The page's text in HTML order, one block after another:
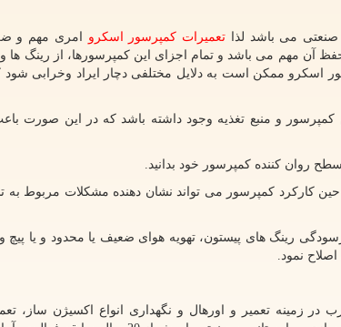
می باشد لذا تعمیرات کمپرسور اسکرو امری مهم و
آن مهم می باشد و تمام اجزای این کمپرسورها، از رینگ ها و
اسکرو ممکن است به دلایل مختلفی دچار ایراد وخرابی شود
و منبع تغذیه وجود داشته باشد که در این صورت باعث
روان کننده کمپرسور خود بدانید.
کارکرد کمپرسور می تواند نشان دهنده مشکلات مربوط به
رینگ های پیستون، تهویه هوای ضعیف یا محدود و یا
نمود.
زمینه تعمیر و اورهال و نگهداری انواع اکسیژن ساز،